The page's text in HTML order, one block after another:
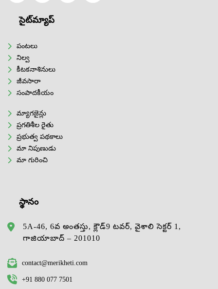
సైట్‌మ్యాప్
పంటలు
నిల్వ
కీటకనాశినులు
జీవసారా
సంపాదకీయం
మ్యాగజైన్లు
ప్రగతిశీల రైతు
ప్రభుత్వ పథకాలు
మా నిపుణుడు
మా గురించి
స్థానం
5A-46, 6వ అంతస్తు, క్లౌడ్9 టవర్, వైశాలి సెక్టర్ 1,
గాజియాబాద్ – 201010
contact@merikheti.com
+91 880 077 7501